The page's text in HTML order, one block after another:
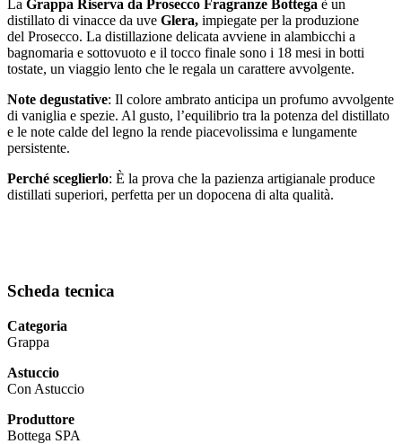
La Grappa Riserva da Prosecco Fragranze Bottega è un
distillato di vinacce da uve Glera, impiegate per la produzione
del Prosecco. La distillazione delicata avviene in alambicchi a
bagnomaria e sottovuoto e il tocco finale sono i 18 mesi in botti
tostate, un viaggio lento che le regala un carattere avvolgente.
Note degustative: Il colore ambrato anticipa un profumo avvolgente
di vaniglia e spezie. Al gusto, l’equilibrio tra la potenza del distillato
e le note calde del legno la rende piacevolissima e lungamente
persistente.
Perché sceglierlo: È la prova che la pazienza artigianale produce
distillati superiori, perfetta per un dopocena di alta qualità.
Scheda tecnica
Categoria
Grappa
Astuccio
Con Astuccio
Produttore
Bottega SPA